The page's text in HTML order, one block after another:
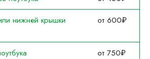
нижней крышки
от 600₽
от 750₽